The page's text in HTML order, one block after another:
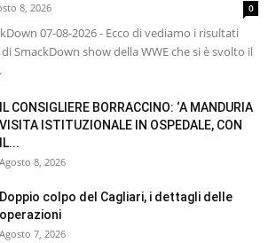
8, 2026 0
07-08-2026 - Ecco di vediamo i risultati
SmackDown show della WWE che si è svolto il
IL CONSIGLIERE BORRACCINO: ‘A MANDURIA
VISITA ISTITUZIONALE IN OSPEDALE, CON
IL...
Agosto 8, 2026
Doppio colpo del Cagliari, i dettagli delle
operazioni
Agosto 7, 2026